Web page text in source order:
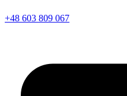
+48 603 809 067